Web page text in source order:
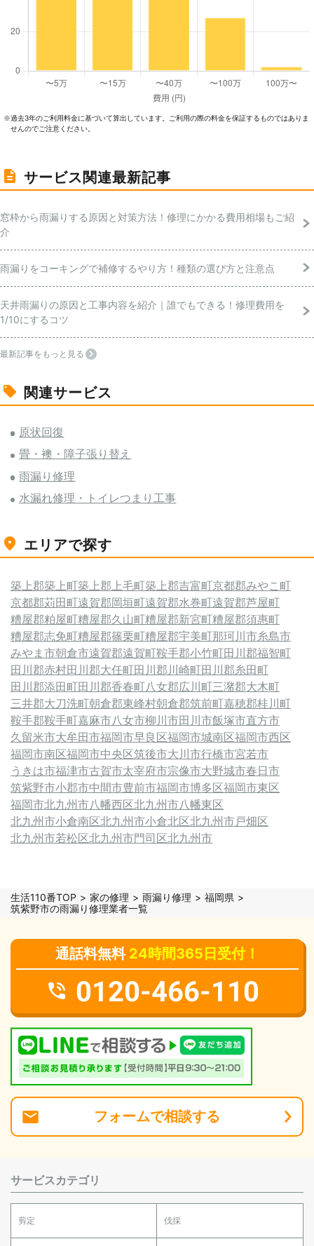
※過去3年のご利⽤料⾦に基づいて算出しています。ご利⽤の際の料⾦を保証するものではありま
せんのでご注意ください。
サービス関連最新記事
窓枠から雨漏りする原因と対策方法！修理にかかる費用相場もご紹
介
雨漏りをコーキングで補修するやり方！種類の選び方と注意点
天井雨漏りの原因と工事内容を紹介｜誰でもできる！修理費用を
1/10にするコツ
最新記事をもっと見る
関連サービス
原状回復
畳・襖・障子張り替え
雨漏り修理
水漏れ修理・トイレつまり工事
エリアで探す
築上郡築上町築上郡上毛町築上郡吉富町京都郡みやこ町
京都郡苅田町遠賀郡岡垣町遠賀郡水巻町遠賀郡芦屋町
糟屋郡粕屋町糟屋郡久山町糟屋郡新宮町糟屋郡須惠町
糟屋郡志免町糟屋郡篠栗町糟屋郡宇美町那珂川市糸島市
みやま市朝倉市遠賀郡遠賀町鞍手郡小竹町田川郡福智町
田川郡赤村田川郡大任町田川郡川崎町田川郡糸田町
田川郡添田町田川郡香春町八女郡広川町三潴郡大木町
三井郡大刀洗町朝倉郡東峰村朝倉郡筑前町嘉穂郡桂川町
鞍手郡鞍手町嘉麻市八女市柳川市田川市飯塚市直方市
久留米市大牟田市福岡市早良区福岡市城南区福岡市西区
福岡市南区福岡市中央区筑後市大川市行橋市宮若市
うきは市福津市古賀市太宰府市宗像市大野城市春日市
筑紫野市小郡市中間市豊前市福岡市博多区福岡市東区
福岡市北九州市八幡西区北九州市八幡東区
北九州市小倉南区北九州市小倉北区北九州市戸畑区
北九州市若松区北九州市門司区北九州市
生活110番TOP 家の修理 雨漏り修理
福岡県
筑紫野市の雨漏り修理業者一覧
通話料無料 24時間365日受付！
0120-466-110
フォームで相談する
サービスカテゴリ
剪定 伐採